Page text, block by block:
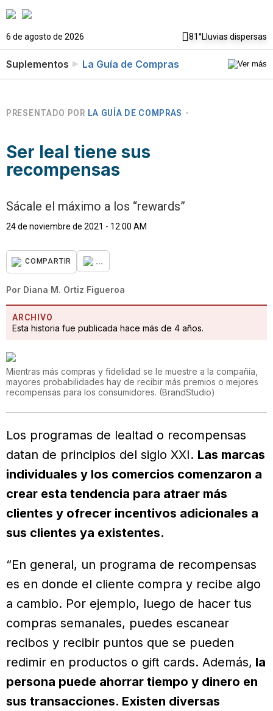
6 de agosto de 2026 81°Lluvias dispersas
Suplementos La Guía de Compras
PRESENTADO POR LA GUÍA DE COMPRAS
Ser leal tiene sus
recompensas
Sácale el máximo a los “rewards”
24 de noviembre de 2021 - 12:00 AM
COMPARTIR ...
Por Diana M. Ortiz Figueroa
ARCHIVO
Esta historia fue publicada hace más de 4 años.
Mientras más compras y fidelidad se le muestre a la compañía,
mayores probabilidades hay de recibir más premios o mejores
recompensas para los consumidores. (BrandStudio)
Los programas de lealtad o recompensas
datan de principios del siglo XXI. Las marcas
individuales y los comercios comenzaron a
crear esta tendencia para atraer más
clientes y ofrecer incentivos adicionales a
sus clientes ya existentes.
“En general, un programa de recompensas
es en donde el cliente compra y recibe algo
a cambio. Por ejemplo, luego de hacer tus
compras semanales, puedes escanear
recibos y recibir puntos que se pueden
redimir en productos o gift cards. Además, la
persona puede ahorrar tiempo y dinero en
sus transacciones. Existen diversas